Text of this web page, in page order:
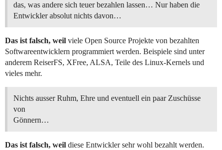
das, was andere sich teuer bezahlen lassen… Nur haben die
Entwickler absolut nichts davon…
Das ist falsch, weil viele Open Source Projekte von bezahlten
Softwareentwicklern programmiert werden. Beispiele sind unter
anderem ReiserFS, XFree, ALSA, Teile des Linux-Kernels und
vieles mehr.
Nichts ausser Ruhm, Ehre und eventuell ein paar Zuschüsse
von
Gönnern…
Das ist falsch, weil diese Entwickler sehr wohl bezahlt werden.